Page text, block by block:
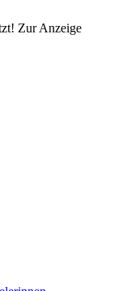
Zur Anzeige